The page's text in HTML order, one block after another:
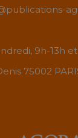
9h-13h et
75002